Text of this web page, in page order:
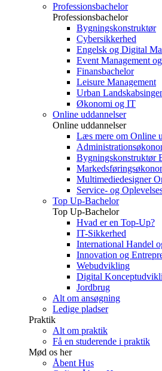
Professionsbachelor
Professionsbachelor
Bygningskonstruktør
Cybersikkerhed
Engelsk og Digital
Event Management
Finansbachelor
Leisure Management
Urban
Økonomi og IT
Online uddannelser
Online uddannelser
Læs mere om Online
Bygningskonstruktør
Multimediedesigner
Service- og
Top Up-Bachelor
Top Up-Bachelor
Hvad er en Top-Up?
IT-Sikkerhed
International Handel
Innovation og
Webudvikling
Digital
Jordbrug
Alt om ansøgning
Ledige pladser
Praktik
Alt om praktik
Få en studerende i praktik
Mød os her
Åbent Hus